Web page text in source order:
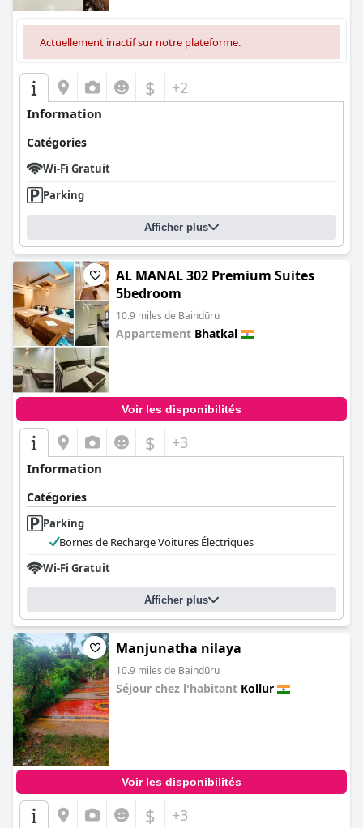
Actuellement inactif sur notre plateforme.
$ +2
Information
Catégories
Wi-Fi Gratuit
Parking
Afficher plus
AL MANAL 302 Premium Suites
5bedroom
10.9 miles de Baindūru
Appartement Bhatkal
Voir les disponibilités
$ +3
Information
Catégories
Parking
Bornes de Recharge Voitures Électriques
Wi-Fi Gratuit
Afficher plus
Manjunatha nilaya
10.9 miles de Baindūru
Séjour chez l'habitant Kollur
Voir les disponibilités
$ +3